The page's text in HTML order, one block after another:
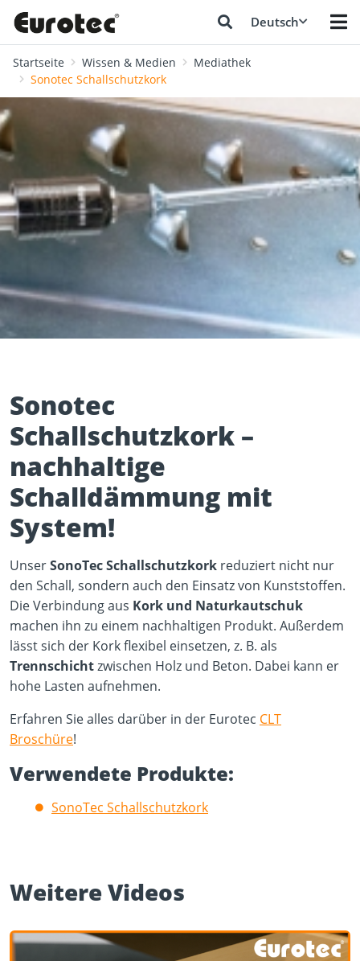
Deutsch
Startseite Wissen & Medien
Mediathek
Sonotec Schallschutzkork
Play Video
YouTube content loads after clicking.
Sonotec
Schallschutzkork –
nachhaltige
Schalldämmung mit
System!
UnserSonoTec Schallschutzkork reduziert nicht nur
den Schall, sondern auch den Einsatz von Kunststoffen.
Die Verbindung aus Kork und Naturkautschuk
machen ihn zu einem nachhaltigen Produkt. Außerdem
lässt sich der Kork flexibel einsetzen, z. B. als
Trennschichtzwischen Holz und Beton. Dabei kann er
hohe Lasten aufnehmen.
Erfahren Sie alles darüber in der Eurotec CLT
Broschüre!
Verwendete Produkte:
SonoTec Schallschutzkork
Weitere Videos